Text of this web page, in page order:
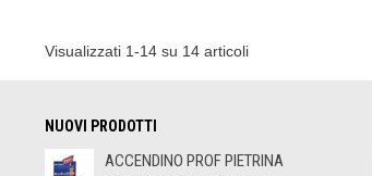
Visualizzati 1-14 su 14 articoli
NUOVI PRODOTTI
ACCENDINO PROF PIETRINA